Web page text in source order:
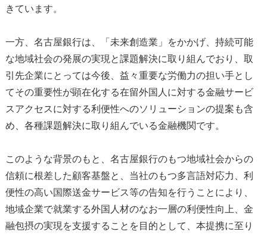
きています。
一方、名古屋銀行は、「未来創造業」をかかげ、持続可能
な地域社会の発展の実現と課題解決に取り組んでおり、取
引先企業にとっては今後、益々重要な労働力の担い手とし
てその重要性が顕在化する在留外国人に対する金融サービ
スアクセスに対する利便性へのソリューションの提案も含
め、各種課題解決に取り組んでいる金融機関です。
このような背景のもと、名古屋銀行のもつ地域社会からの
信頼に根差した顧客基盤と、当社のもつ多言語対応力、利
便性の高い国際送金サービス等の告知を行うことにより、
地域企業で就業する外国人材のなお一層の利便性向上、金
融包摂の実現を支援することを目的として、本提携に至り